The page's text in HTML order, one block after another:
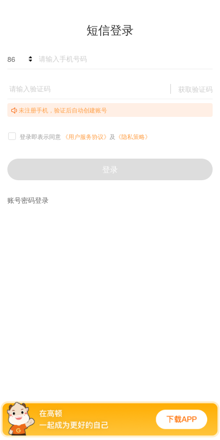
短信登录
86
获取验证码
未注册手机，验证后自动创建账号
登录即表示同意 《用户服务协议》 及 《隐私策略》
登录
账号密码登录